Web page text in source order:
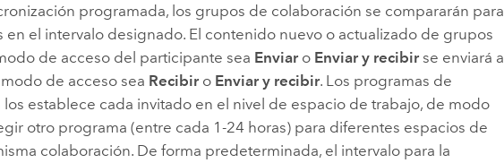
programada, los grupos de colaboración se compararán para
en el intervalo designado. El contenido nuevo o actualizado de grupos
de acceso del participante sea Enviar o Enviar y recibir se enviará a
de acceso sea Recibir o Enviar y recibir. Los programas de
los establece cada invitado en el nivel de espacio de trabajo, de modo
otro programa (entre cada 1-24 horas) para diferentes espacios de
colaboración. De forma predeterminada, el intervalo para la